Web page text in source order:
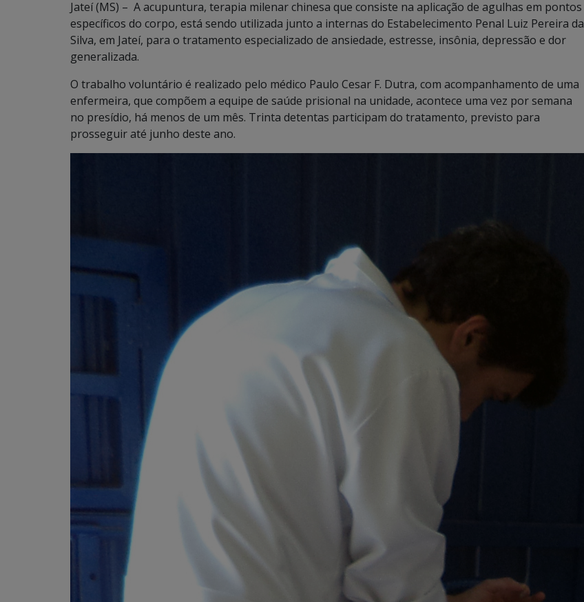
Jateí (MS) – A acupuntura, terapia milenar chinesa que consiste na aplicação de agulhas em pontos
específicos do corpo, está sendo utilizada junto a internas do Estabelecimento Penal Luiz Pereira da
Silva, em Jateí, para o tratamento especializado de ansiedade, estresse, insônia, depressão e dor
generalizada.
O trabalho voluntário é realizado pelo médico Paulo Cesar F. Dutra, com acompanhamento de uma
enfermeira, que compõem a equipe de saúde prisional na unidade, acontece uma vez por semana
no presídio, há menos de um mês. Trinta detentas participam do tratamento, previsto para
prosseguir até junho deste ano.